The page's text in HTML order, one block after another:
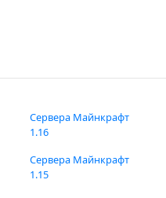
Сервера Майнкрафт
1.16
Сервера Майнкрафт
1.15